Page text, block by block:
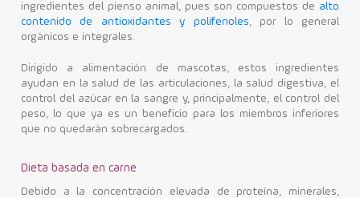
ingredientes del pienso animal, pues son compuestos de alto
contenido de antioxidantes y polifenoles, por lo general
orgánicos e integrales.
Dirigido a alimentación de mascotas, estos ingredientes
ayudan en la salud de las articulaciones, la salud digestiva, el
control del azúcar en la sangre y, principalmente, el control del
peso, lo que ya es un beneficio para los miembros inferiores
que no quedarán sobrecargados.
Dieta basada en carne
Debido a la concentración elevada de proteína, minerales,